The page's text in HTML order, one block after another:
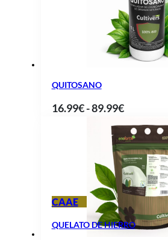
13.90€
hasta
115.00€
QUITOSANO
16.99€ -89.99€Rango
de
precios:
desde
16.99€
hasta
89.99€
CAAE
QUELATO DE HIERRO